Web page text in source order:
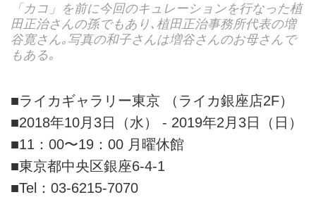
「カコ」を前に今回のキュレーションを行なった植
田正治さんの孫でもあり､植田正治事務所代表の増
谷寛さん｡写真の和子さんは増谷さんのお母さんで
もある｡
■ライカギャラリー東京 （ライカ銀座店2F）
■2018年10月3日（水） - 2019年2月3日（日）
■11：00〜19：00 月曜休館
■東京都中央区銀座6-4-1
■Tel：03-6215-7070